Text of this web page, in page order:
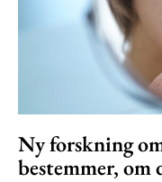
Ny forskning
bestemmer,